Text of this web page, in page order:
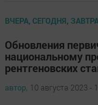
ВЧЕРА, СЕГОДНЯ,
Обновления
национальному
рентгеновских
автор, 10 августа 2023 -